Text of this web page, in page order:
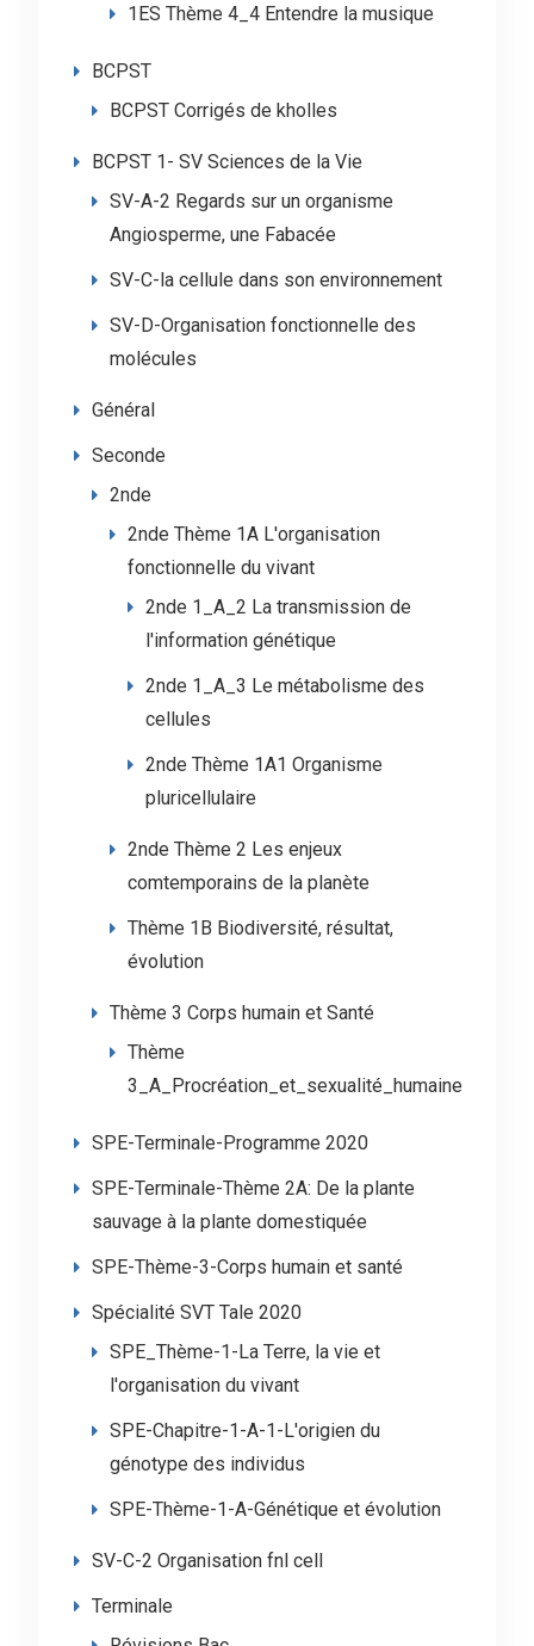
1ES Thème 4_4 Entendre la musique
BCPST
BCPST Corrigés de kholles
BCPST 1- SV Sciences de la Vie
SV-A-2 Regards sur un organisme
Angiosperme, une Fabacée
SV-C-la cellule dans son environnement
SV-D-Organisation fonctionnelle des
molécules
Général
Seconde
2nde
2nde Thème 1A L'organisation
fonctionnelle du vivant
2nde 1_A_2 La transmission de
l'information génétique
2nde 1_A_3 Le métabolisme des
cellules
2nde Thème 1A1 Organisme
pluricellulaire
2nde Thème 2 Les enjeux
comtemporains de la planète
Thème 1B Biodiversité, résultat,
évolution
Thème 3 Corps humain et Santé
Thème
3_A_Procréation_et_sexualité_humaine
SPE-Terminale-Programme 2020
SPE-Terminale-Thème 2A: De la plante
sauvage à la plante domestiquée
SPE-Thème-3-Corps humain et santé
Spécialité SVT Tale 2020
SPE_Thème-1-La Terre, la vie et
l'organisation du vivant
SPE-Chapitre-1-A-1-L'origien du
génotype des individus
SPE-Thème-1-A-Génétique et évolution
SV-C-2 Organisation fnl cell
Terminale